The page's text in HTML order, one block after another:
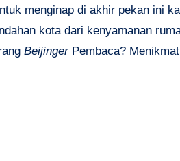
menginap di akhir pekan ini
kota dari kenyamanan
Beijinger Pembaca?